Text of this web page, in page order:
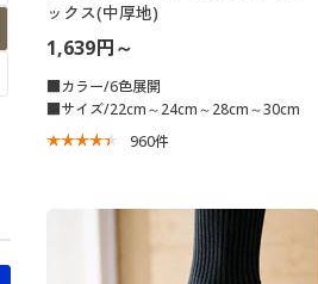
ックス(中厚地)
1,639円～
■カラー/6色展開
■サイズ/22cm～24cm～28cm～30cm
960件